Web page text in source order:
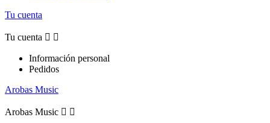
Tu cuenta
Tu cuenta  
Información personal
Pedidos
Arobas Music
Arobas Music  